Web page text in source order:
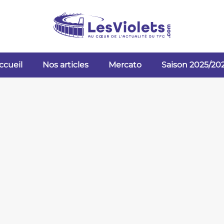
Nos articles Mercato Saison 2025/